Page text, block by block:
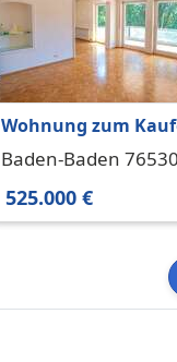
Wohnung zum
in Baden-Baden
Baden-Baden 76530
525.000 €